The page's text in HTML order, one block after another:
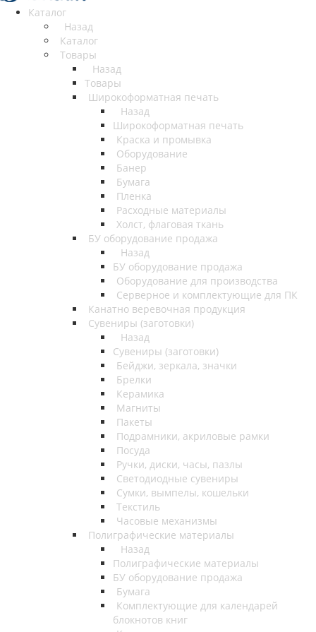
Каталог
Назад
Каталог
Товары
Назад
Товары
Широкоформатная печать
Назад
Широкоформатная печать
Краска и промывка
Оборудование
Банер
Бумага
Пленка
Расходные материалы
Холст, флаговая ткань
БУ оборудование продажа
Назад
БУ оборудование продажа
Оборудование для производства
Серверное и комплектующие для ПК
Канатно веревочная продукция
Сувениры (заготовки)
Назад
Сувениры (заготовки)
Бейджи, зеркала, значки
Брелки
Керамика
Магниты
Пакеты
Подрамники, акриловые рамки
Посуда
Ручки, диски, часы, пазлы
Светодиодные сувениры
Сумки, вымпелы, кошельки
Текстиль
Часовые механизмы
Полиграфические материалы
Назад
Полиграфические материалы
БУ оборудование продажа
Бумага
Комплектующие для календарей
блокнотов книг